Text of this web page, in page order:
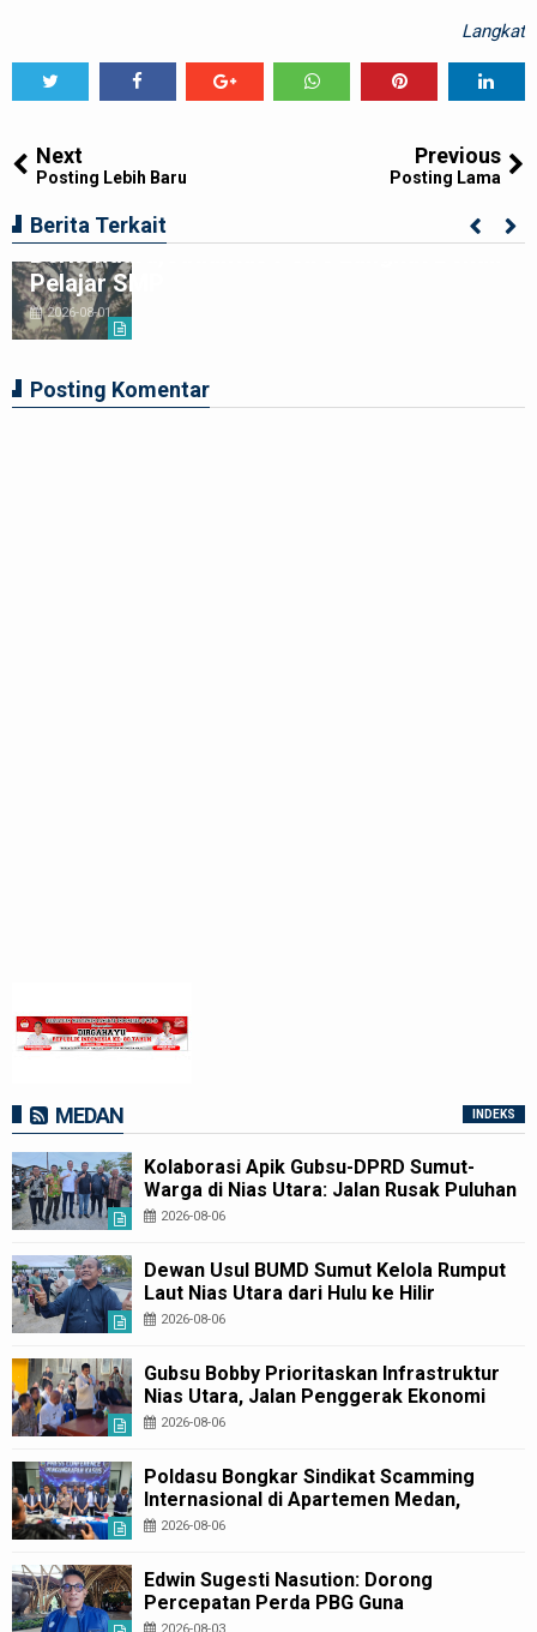
Langkat
Next
Posting Lebih Baru
Previous
Posting Lama
Berita Terkait
Ciptakan Generasi Muda Tertib
Berkendara,Satlantas Polre Langkat Bekali
Pelajar SMP
2026-08-01
Posting Komentar
MEDAN INDEKS
Kolaborasi Apik Gubsu-DPRD Sumut-
Warga di Nias Utara: Jalan Rusak Puluhan
Tahun Akhirnya Diperbaiki
2026-08-06
Dewan Usul BUMD Sumut Kelola Rumput
Laut Nias Utara dari Hulu ke Hilir
2026-08-06
Gubsu Bobby Prioritaskan Infrastruktur
Nias Utara, Jalan Penggerak Ekonomi
Mulai Dibenahi
2026-08-06
Poldasu Bongkar Sindikat Scamming
Internasional di Apartemen Medan,
Korban Rugi Rp6,7 Miliar
2026-08-06
Edwin Sugesti Nasution: Dorong
Percepatan Perda PBG Guna
Penyederhanaan Layanan Cepat dan
2026-08-03